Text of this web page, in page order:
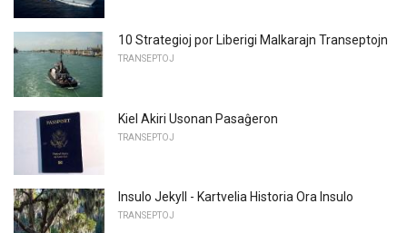
10 Strategioj por Liberigi Malkarajn Transeptojn
TRANSEPTOJ
Kiel Akiri Usonan Pasaĝeron
TRANSEPTOJ
Insulo Jekyll - Kartvelia Historia Ora Insulo
TRANSEPTOJ